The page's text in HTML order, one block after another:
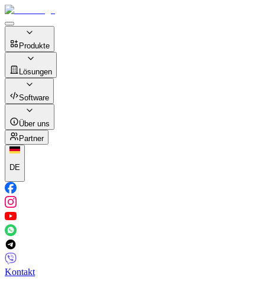
Produkte
Lösungen
Software
Über uns
Partner
DE
Kontakt